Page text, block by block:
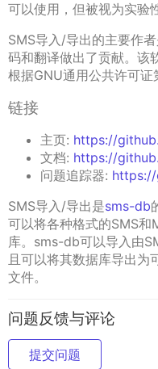
可以使用，但被视为实验
SMS导入/导出的主要作
码和翻译做出了贡献。
根据GNU通用公共许可证
链接
主页: https://
文档: https://
问题追踪器:
SMS导入/导出是sms-db
可以将各种格式的SMS
库。sms-db可以导入由
且可以将其数据库导出为
文件。
问题反馈与评论
提交问题